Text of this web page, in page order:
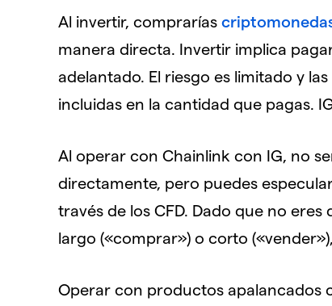
Al invertir, comprarías
manera directa. Invertir implica
adelantado. El riesgo es limitado y
incluidas en la cantidad que pagas.
Al operar con Chainlink con IG, no
directamente, pero puedes
través de los CFD. Dado que no
largo («comprar») o corto
Operar con productos apalancados